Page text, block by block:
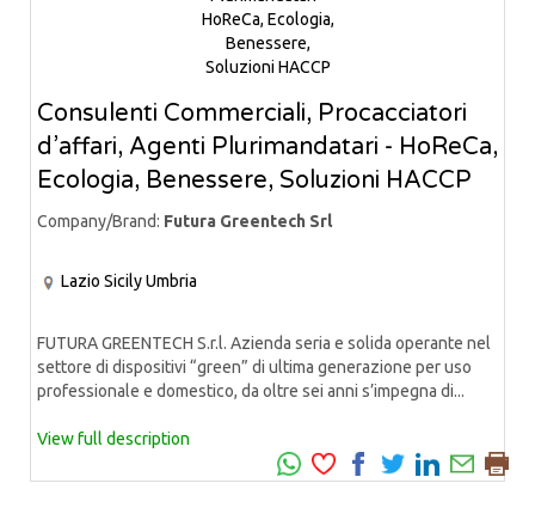
Consulenti Commerciali, Procacciatori
d’affari, Agenti Plurimandatari - HoReCa,
Ecologia, Benessere, Soluzioni HACCP
Company/Brand: Futura Greentech Srl
Lazio SicilyUmbria
FUTURA GREENTECH S.r.l. Azienda seria e solida operante nel
settore di dispositivi “green” di ultima generazione per uso
professionale e domestico, da oltre sei anni s’impegna di...
View full description